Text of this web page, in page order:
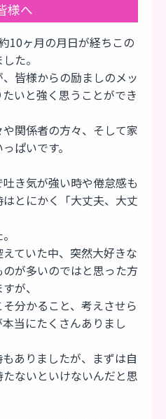
様へ
10ヶ月の月日が経ちこの
た。
皆様からの励ましのメッ
いと強く思うことができ
関係者の方々、そして家
ぱいです。
き気が強い時や倦怠感も
とにかく「大丈夫、大丈
ていた中、突然大好きな
が多いのではと思った方
が、
分かること、考えさせら
当にたくさんありまし
ありましたが、まずは自
ないといけないんだと思